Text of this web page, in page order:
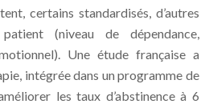
certains standardisés, d’autres
(niveau de dépendance,
Une étude française a
intégrée dans un programme de
les taux d’abstinence à 6